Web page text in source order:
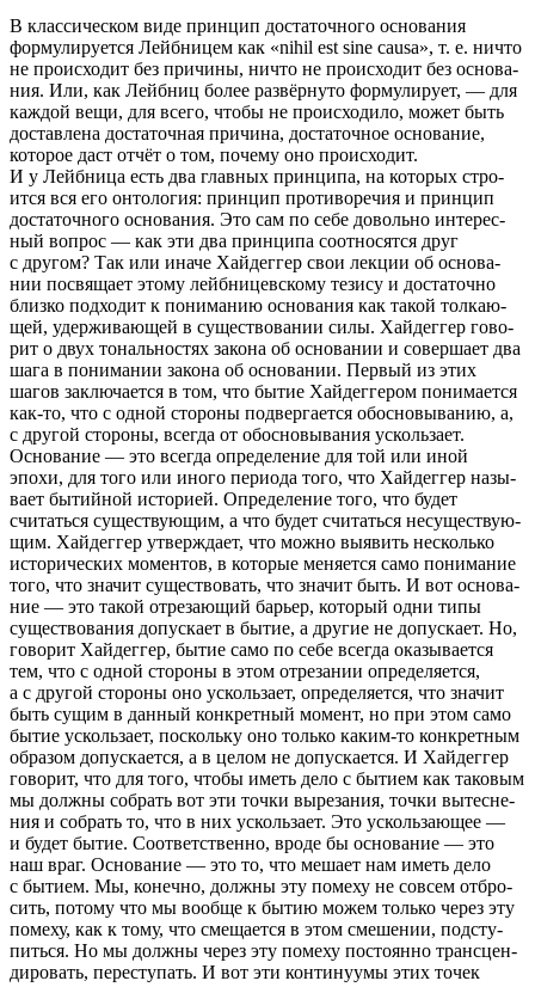
В клас­си­че­ском виде прин­цип доста­точ­ного осно­ва­ния
форму­ли­ру­ется Лейбницем как «nihil est sine causa», т. е. ничто
не проис­хо­дит без причины, ничто не проис­хо­дит без осно­ва­
ния. Или, как Лейбниц более развёр­нуто форму­ли­рует, — для
каждой вещи, для всего, чтобы не проис­хо­дило, может быть
достав­лена доста­точ­ная причина, доста­точ­ное осно­ва­ние,
кото­рое даст отчёт о том, почему оно проис­хо­дит.
И у Лейбница есть два глав­ных прин­ципа, на кото­рых стро­
ится вся его онто­ло­гия: прин­цип проти­во­ре­чия и прин­цип
доста­точ­ного осно­ва­ния. Это сам по себе довольно инте­рес­
ный вопрос — как эти два прин­ципа соот­но­сятся друг
с другом? Так или иначе Хайдеггер свои лекции об осно­ва­
нии посвя­щает этому лейб­ни­цев­скому тезису и доста­точно
близко подхо­дит к пони­ма­нию осно­ва­ния как такой толка­ю­
щей, удер­жи­ва­ю­щей в суще­ство­ва­нии силы. Хайдеггер гово­
рит о двух тональ­но­стях закона об осно­ва­нии и совер­шает два
шага в пони­ма­нии закона об осно­ва­нии. Первый из этих
шагов заклю­ча­ется в том, что бытие Хайдегге­ром пони­ма­ется
как-то, что с одной стороны подвер­га­ется обос­но­вы­ва­нию, а,
с другой стороны, всегда от обос­но­вы­ва­ния усколь­зает.
Основание — это всегда опре­де­ле­ние для той или иной
эпохи, для того или иного пери­ода того, что Хайдеггер назы­
вает бытий­ной исто­рией. Определе­ние того, что будет
считаться суще­ству­ю­щим, а что будет считаться несу­ще­ству­ю­
щим. Хайдеггер утвер­ждает, что можно выявить несколько
исто­ри­че­ских момен­тов, в кото­рые меня­ется само пони­ма­ние
того, что значит суще­ство­вать, что значит быть. И вот осно­ва­
ние — это такой отре­за­ю­щий барьер, кото­рый одни типы
суще­ство­ва­ния допус­кает в бытие, а другие не допус­кает. Но,
гово­рит Хайдеггер, бытие само по себе всегда оказы­ва­ется
тем, что с одной стороны в этом отре­за­нии опре­де­ля­ется,
а с другой стороны оно усколь­зает, опре­де­ля­ется, что значит
быть сущим в данный конкрет­ный момент, но при этом само
бытие усколь­зает, поскольку оно только каким-то конкрет­ным
обра­зом допус­ка­ется, а в целом не допус­ка­ется. И Хайдеггер
гово­рит, что для того, чтобы иметь дело с бытием как тако­вым
мы должны собрать вот эти точки выре­за­ния, точки вытес­не­
ния и собрать то, что в них усколь­зает. Это усколь­за­ю­щее —
и будет бытие. Соответственно, вроде бы осно­ва­ние — это
наш враг. Основание — это то, что мешает нам иметь дело
с бытием. Мы, конечно, должны эту помеху не совсем отбро­
сить, потому что мы вообще к бытию можем только через эту
помеху, как к тому, что смеща­ется в этом смеше­нии, подсту­
питься. Но мы должны через эту помеху посто­янно транс­цен­
ди­ро­вать, пере­сту­пать. И вот эти конти­ну­умы этих точек